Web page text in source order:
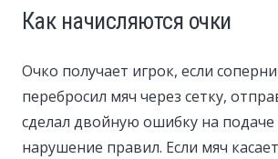
Как начисляются очки
Очко получает игрок, если
перебросил мяч через сетку,
сделал двойную ошибку на подаче
нарушение правил. Если мяч